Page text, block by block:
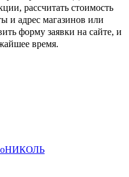
рассчитать стоимость
и адрес магазинов или
форму заявки на сайте, и
время.